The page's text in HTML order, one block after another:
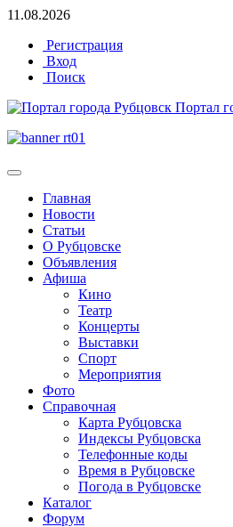
11.08.2026
Регистрация
Вход
Поиск
Портал
Главная
Новости
Статьи
О Рубцовске
Объявления
Афиша
Кино
Театр
Концерты
Выставки
Спорт
Мероприятия
Фото
Справочная
Карта Рубцовска
Индексы Рубцовска
Телефонные коды
Время в Рубцовске
Погода в Рубцовске
Каталог
Форум